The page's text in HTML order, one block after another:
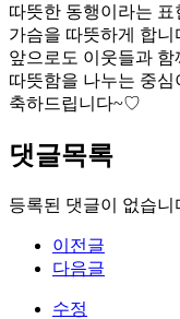
따뜻한 동행이라는 표
가슴을 따뜻하게 합니
앞으로도 이웃들과 함
따뜻함을 나누는 중
축하드립니다~♡
댓글목록
등록된 댓글이 없습니
이전글
다음글
수정